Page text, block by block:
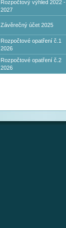
Rozpočtový výhled 2022 -
2027
Závěrečný účet 2025
Rozpočtové opatření č.1
2026
Rozpočtové opatření č.2
2026